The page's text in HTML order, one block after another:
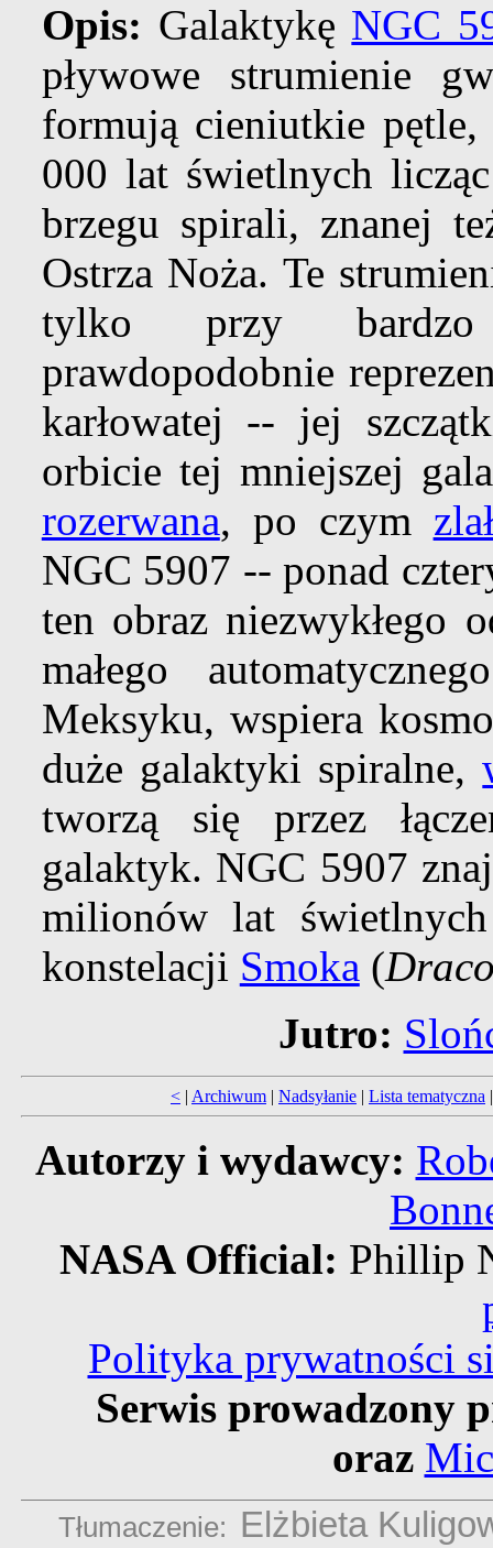
Opis: Galaktykę NGC
pływowe strumienie
formują cieniutkie pętle,
000 lat świetlnych
brzegu spirali, znanej
Ostrza Noża. Te
tylko przy bardzo
prawdopodobnie
karłowatej -- jej
orbicie tej mniejszej
rozerwana, po czym
NGC 5907 -- ponad
ten obraz niezwykłego
małego
Meksyku, wspiera
duże galaktyki spiralne,
tworzą się przez
galaktyk. NGC 5907
milionów lat
konstelacji Smoka (
Jutro:
< | Archiwum | Nadsyłanie | Lista tematyczna
Autorzy i wydawcy:
NASA Official: Phillip
Polityka prywatności
Serwis prowadzony
oraz
Tłumaczenie: Elżbieta